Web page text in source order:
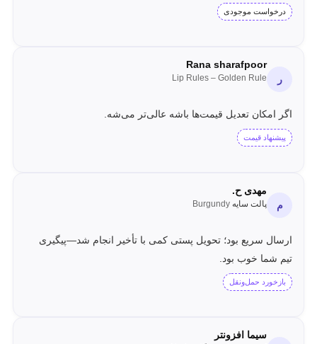
درخواست موجودی
ر
Rana sharafpoor
Lip Rules – Golden Rule
اگر امکان تعدیل قیمت‌ها باشه عالی‌تر می‌شه.
پیشنهاد قیمت
م
مهدی ح.
پالت سایه
ارسال سریع بود؛ تحویل پستی کمی با تأخیر انجام شد—پیگیری
تیم شما خوب بود.
بازخورد حمل‌ونقل
سیما افزونتر